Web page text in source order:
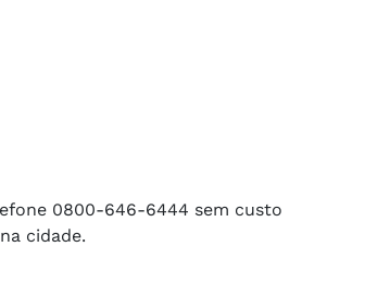
0800-646-6444 sem custo
cidade.